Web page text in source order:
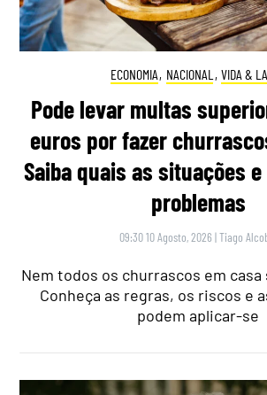
ECONOMIA, NACIONAL , VIDA &
Pode levar multas
euros por fazer
Saiba quais as situações
problemas
09:30 10 Agosto, 2026 |Tiago
Nem todos os churrascos em
Conheça as regras, os riscos e
podem aplicar-se